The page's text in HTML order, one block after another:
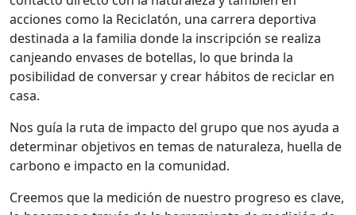
acciones como la Reciclatón, una carrera deportiva
destinada a la familia donde la inscripción se realiza
canjeando envases de botellas, lo que brinda la
posibilidad de conversar y crear hábitos de reciclar en
casa.
Nos guía la ruta de impacto del grupo que nos ayuda a
determinar objetivos en temas de naturaleza, huella de
carbono e impacto en la comunidad.
Creemos que la medición de nuestro progreso es clave,